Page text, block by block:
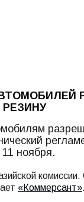
ноября.
«Коммерсант».